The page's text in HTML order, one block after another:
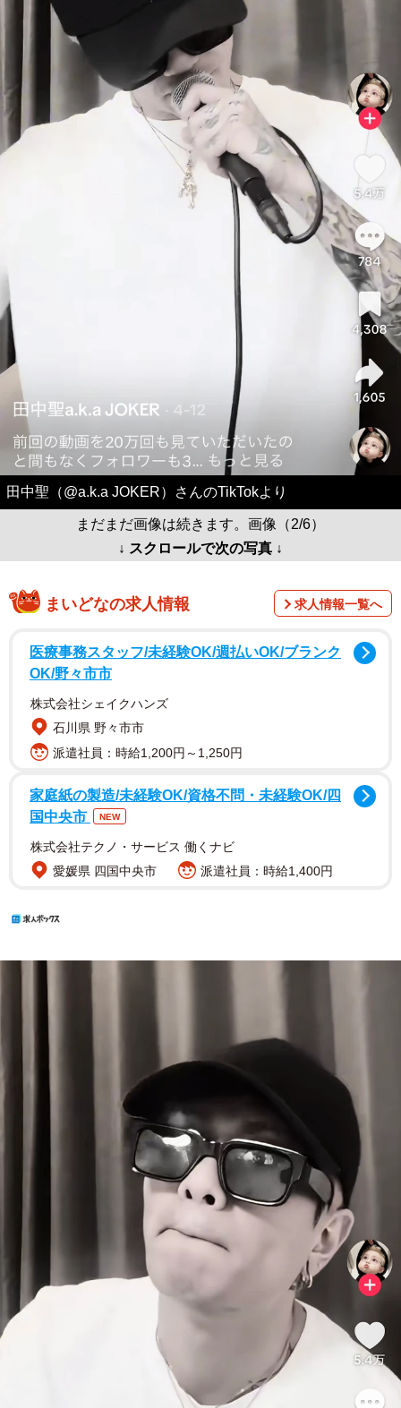
田中聖（@a.k.a JOKER）さんのTikTokより
まだまだ画像は続きます。画像（2/6）
↓ スクロールで次の写真 ↓
まいどなの求人情報 求人情報一覧へ
医療事務スタッフ/未経験OK/週払いOK/ブランク
OK/野々市市
株式会社シェイクハンズ
石川県 野々市市
派遣社員：時給1,200円～1,250円
家庭紙の製造/未経験OK/資格不問・未経験OK/四
国中央市
NEW
株式会社テクノ・サービス 働くナビ
愛媛県 四国中央市
派遣社員：時給1,400円